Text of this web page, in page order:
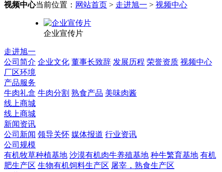
视频中心当前位置： 网站首页 > 走进旭一 > 视频中心
企业宣传片
走进旭一
公司简介 企业文化 董事长致辞 发展历程 荣誉资质 视频中心
厂区环境
产品服务
牛肉礼盒 牛肉分割 熟食产品 美味肉酱
线上商城
线上商城
新闻资讯
公司新闻 领导关怀 媒体报道 行业资讯
公司规模
有机牧草种植基地 沙漠有机肉牛养殖基地 种牛繁育基地 有机
肥生产区 生物有机饲料生产区 屠宰，熟食生产区